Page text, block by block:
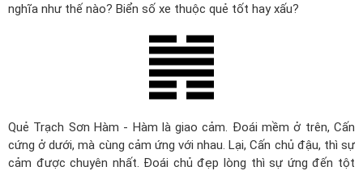
nghĩa như thế nào? Biển số xe thuộc quẻ tốt hay xấu?
Quẻ Trạch Sơn Hàm - Hàm là giao cảm. Đoái mềm ở trên, Cấn
cứng ở dưới, mà cùng cảm ứng với nhau. Lại, Cấn chủ đậu, thì sự
cảm được chuyên nhất. Đoái chủ đẹp lòng thì sự ứng đến tột